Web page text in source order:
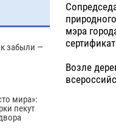
06.08 333
Москве
06.08 318
забыли —
мира»:
пекут
мэра
Возле